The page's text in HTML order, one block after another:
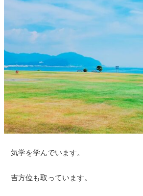
気学を学んでいます。
吉方位も取っています。